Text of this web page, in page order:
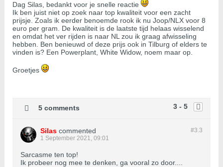
Dag Silas, bedankt voor je snelle reactie
Ik ben juist niet op zoek naar top kwaliteit voor een zacht
prijsje. Zoals ik eerder benoemde rook ik nu Joop/NLX voor 8
euro per gram. De kwaliteit is de laatste tijd helaas wisselend
en omdat het ver rijden is naar NL zou ik graag afwisseling
hebben. Ben benieuwd of deze prijs ook in Tilburg of elders te
vinden is? Een Powerplant, White Widow, noem maar op.
Groetjes
3 - 5
5 comments
#3.3
Silas commented
1 September 2021, 09:01
Sarcasme ten top!
Ik probeer nog mee te denken, ga vooral zo door....